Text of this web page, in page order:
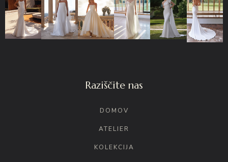
Raziščite nas
DOMOV
ATELIER
KOLEKCIJA